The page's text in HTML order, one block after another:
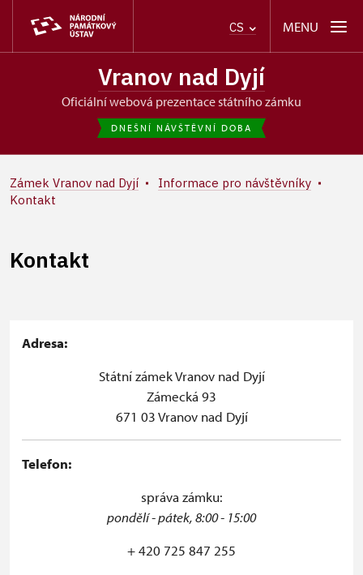
CS MENU
Vranov nad Dyjí
oficiální webová prezentace státního zámku
DNEŠNÍ NÁVŠTĚVNÍ DOBA
Zámek Vranov nad Dyjí
Informace pro návštěvníky
Kontakt
Kontakt
Adresa:
Státní zámek Vranov nad Dyjí
Zámecká 93
671 03 Vranov nad Dyjí
Telefon:
správa zámku:
pondělí - pátek, 8:00 - 15:00
+ 420 725 847 255